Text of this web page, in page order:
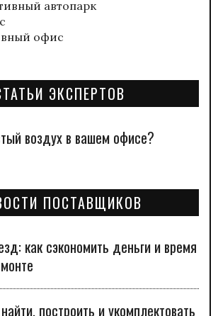
автопарк
офис
ЭКСПЕРТОВ
воздух в вашем офисе?
ПОСТАВЩИКОВ
как сэкономить деньги и время
построить и укомплектовать